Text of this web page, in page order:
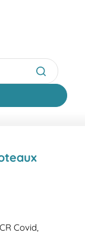
Submit a
Covid,